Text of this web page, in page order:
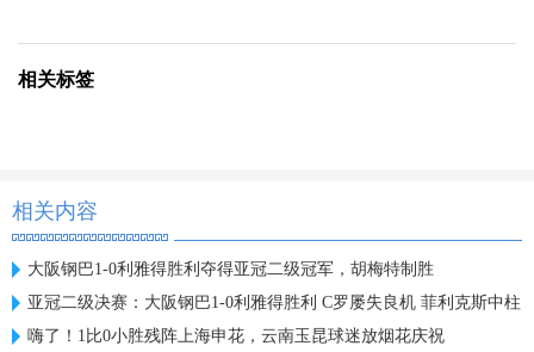
相关标签
相关内容
大阪钢巴1-0利雅得胜利夺得亚冠二级冠军，胡梅特制胜
亚冠二级决赛：大阪钢巴1-0利雅得胜利 C罗屡失良机 菲利克斯中柱
嗨了！1比0小胜残阵上海申花，云南玉昆球迷放烟花庆祝